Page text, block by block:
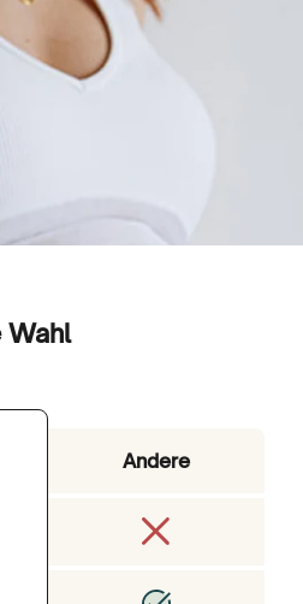
Wahl
Andere
5% korting